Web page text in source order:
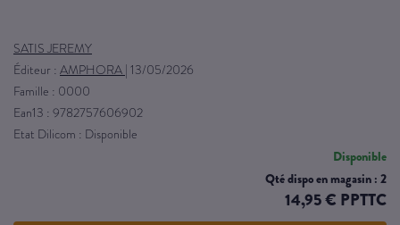
SATIS JEREMY
Éditeur : AMPHORA | 13/05/2026
Famille : 0000
Ean13 : 9782757606902
Etat Dilicom : Disponible
Disponible
Qté dispo en magasin : 2
14,95 € PPTTC